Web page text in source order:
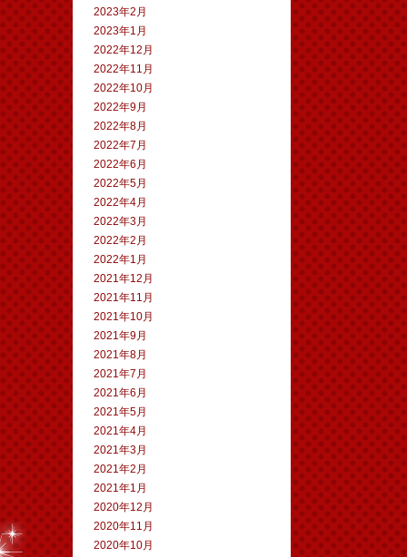
2023年2月
2023年1月
2022年12月
2022年11月
2022年10月
2022年9月
2022年8月
2022年7月
2022年6月
2022年5月
2022年4月
2022年3月
2022年2月
2022年1月
2021年12月
2021年11月
2021年10月
2021年9月
2021年8月
2021年7月
2021年6月
2021年5月
2021年4月
2021年3月
2021年2月
2021年1月
2020年12月
2020年11月
2020年10月